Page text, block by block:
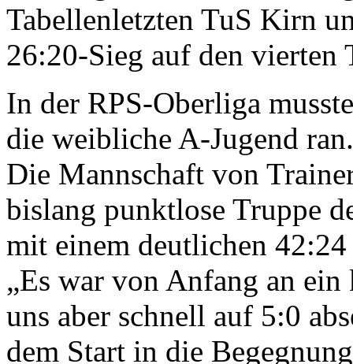
Tabellenletzten TuS Kirn
26:20-Sieg auf den vierten
In der RPS-Oberliga
die weibliche A-Jugend ran.
Die Mannschaft von
bislang punktlose Truppe
mit einem deutlichen
„Es war von Anfang an
uns aber schnell auf 5:0
dem Start in die